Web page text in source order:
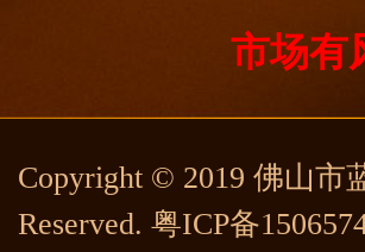
市场有
Copyright © 2019 佛山市
Reserved. 粤ICP备